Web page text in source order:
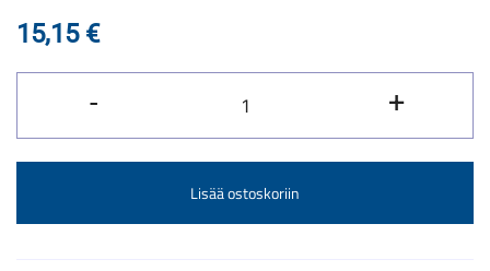
15,15 €
-
-
käyttäjän
määrä
+
Lisää ostoskoriin